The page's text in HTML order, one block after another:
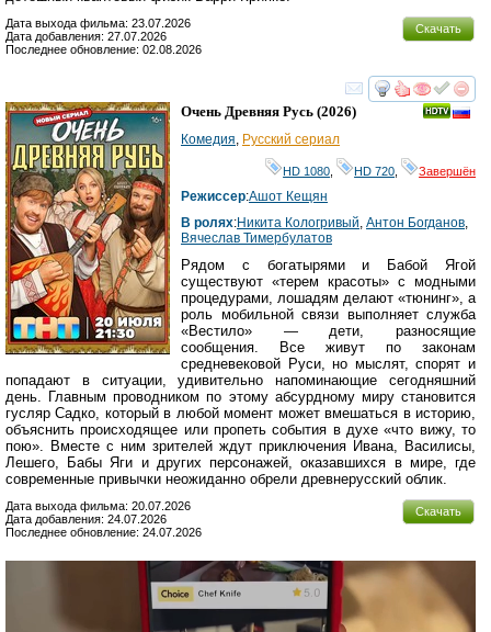
Скачать
Дата выхода фильма: 23.07.2026
Дата добавления: 27.07.2026
Последнее обновление: 02.08.2026
смотреть
Очень Древняя Русь (2026)
Комедия, Русский сериал
HD 1080 HD 720 Завершён
Режиссер:Ашот Кещян
В ролях:Никита Кологривый, Антон Богданов,
Вячеслав Тимербулатов
Рядом с богатырями и Бабой Ягой
существуют «терем красоты» с модными
процедурами, лошадям делают «тюнинг», а
роль мобильной связи выполняет служба
«Вестило» — дети, разносящие
сообщения. Все живут по законам
средневековой Руси, но мыслят, спорят и
попадают в ситуации, удивительно напоминающие сегодняшний
день. Главным проводником по этому абсурдному миру становится
гусляр Садко, который в любой момент может вмешаться в историю,
объяснить происходящее или пропеть события в духе «что вижу, то
пою». Вместе с ним зрителей ждут приключения Ивана, Василисы,
Лешего, Бабы Яги и других персонажей, оказавшихся в мире, где
современные привычки неожиданно обрели древнерусский облик.
Скачать
Дата выхода фильма: 20.07.2026
Дата добавления: 24.07.2026
Последнее обновление: 24.07.2026